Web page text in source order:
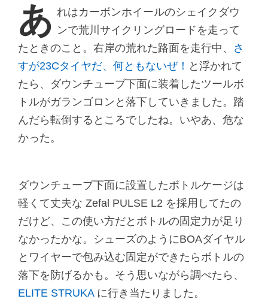
あ れはカーボンホイールのシェイクダウ
ンで荒川サイクリングロードを走って
たときのこと。右岸の荒れた路面を走行中、 さ
すが23Cタイヤだ、何ともないぜ！ と浮かれて
たら、ダウンチューブ下面に装着したツールボ
トルがガランゴロンと落下していきました。踏
んだら転倒するところでしたね。いやあ、危な
かった。
ダウンチューブ下面に設置したボトルケージは
軽くて丈夫な Zefal PULSE L2 を採用してたの
だけど、この使い方だとボトルの固定力が足り
なかったかな。シューズのようにBOAダイヤル
とワイヤーで包み込む固定ができたらボトルの
落下を防げるかも。そう思いながら調べたら、
ELITE STRUKAに行き当たりました。